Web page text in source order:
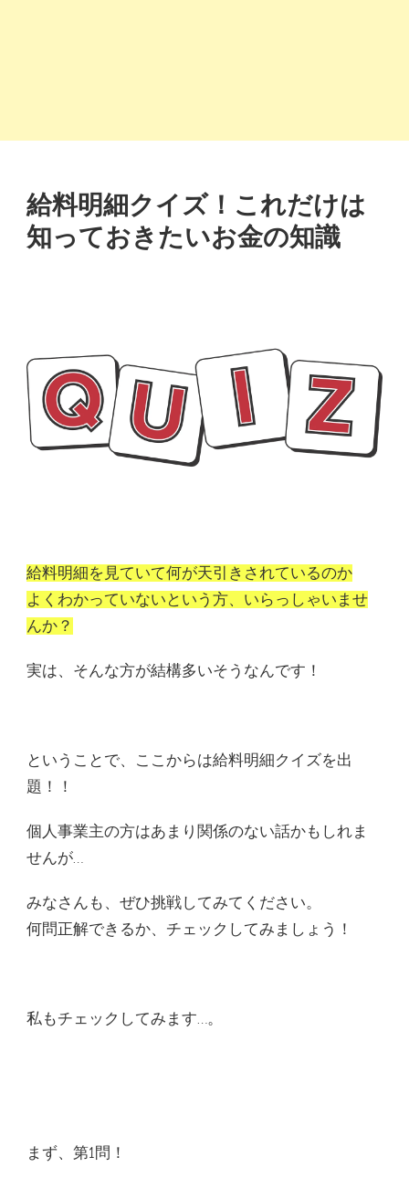
給料明細クイズ！これだけは
知っておきたいお金の知識
給料明細を見ていて何が天引きされているのか
よくわかっていないという方、いらっしゃいませ
んか？
実は、そんな方が結構多いそうなんです！
ということで、ここからは給料明細クイズを出
題！！
個人事業主の方はあまり関係のない話かもしれま
せんが…
みなさんも、ぜひ挑戦してみてください。
何問正解できるか、チェックしてみましょう！
私もチェックしてみます…。
まず、第1問！